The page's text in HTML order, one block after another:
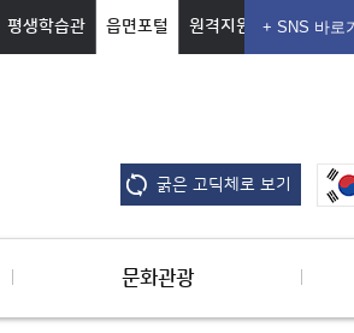
평생학습관 읍면포털 원격지원
굵은 고딕체로 보기
문화관광